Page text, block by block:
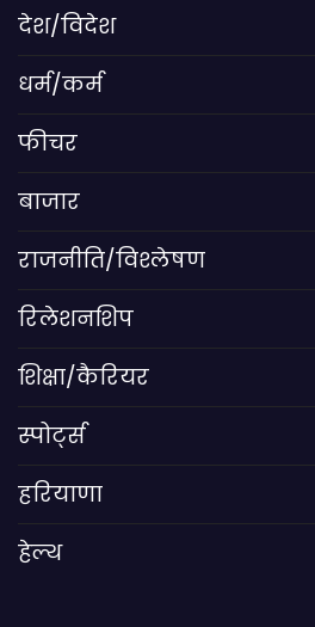
देश/विदेश
धर्म/कर्म
फीचर
बाजार
राजनीति/विश्लेषण
रिलेशनशिप
शिक्षा/कैरियर
स्पोर्ट्स
हरियाणा
हेल्थ